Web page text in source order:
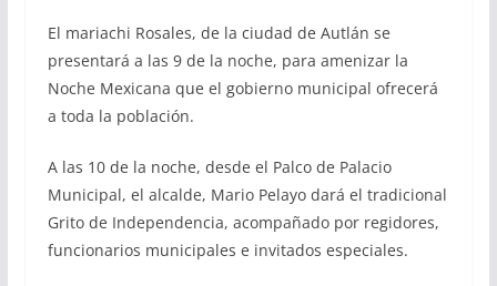
El mariachi Rosales, de la ciudad de Autlán se
presentará a las 9 de la noche, para amenizar la
Noche Mexicana que el gobierno municipal ofrecerá
a toda la población.
A las 10 de la noche, desde el Palco de Palacio
Municipal, el alcalde, Mario Pelayo dará el tradicional
Grito de Independencia, acompañado por regidores,
funcionarios municipales e invitados especiales.